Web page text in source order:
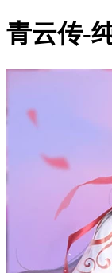
青云传-